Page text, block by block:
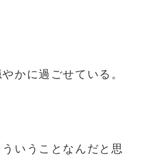
かに過ごせている。
いうことなんだと思